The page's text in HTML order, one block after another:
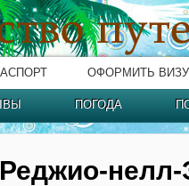
ОФОРМИТЬ ВИЗУ
ПОГОДА